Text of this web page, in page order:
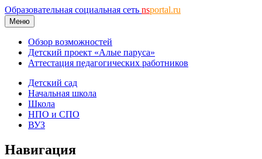
Образовательная социальная сеть nsportal.ru
Меню
Обзор возможностей
Детский проект «Алые паруса»
Аттестация педагогических работников
Детский сад
Начальная школа
Школа
НПО и СПО
ВУЗ
Навигация